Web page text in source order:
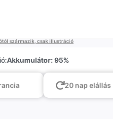
származik, csak illustráció
Akkumulátor: 95%
20 nap elállás